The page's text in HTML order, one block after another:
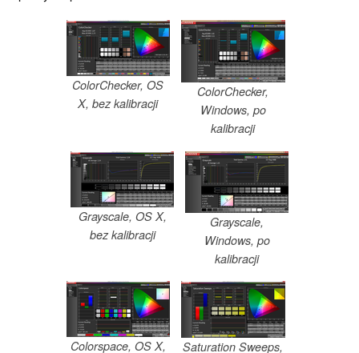
ColorChecker, OS
X, bez kalibracji
ColorChecker,
Windows, po
kalibracji
Grayscale, OS X,
bez kalibracji
Grayscale,
Windows, po
kalibracji
Colorspace, OS X,
Saturation Sweeps,